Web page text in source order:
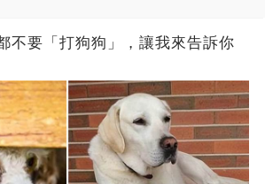
不要「打狗狗」，讓我來告訴你